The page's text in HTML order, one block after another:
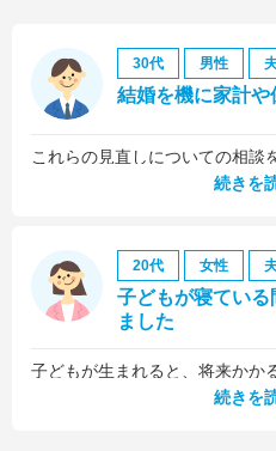
30代 男性
結婚を機に家計
続きを
20代 女性
子どもが寝ている
ました
何より、とても親身になって対応してくださって大満足。うちと同じよ
続きを